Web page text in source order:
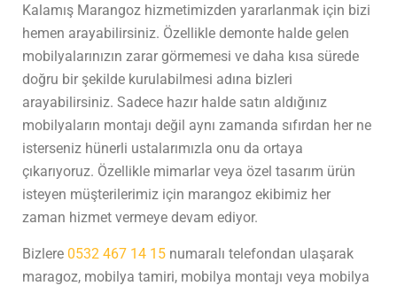
Kalamış Marangoz hizmetimizden yararlanmak için bizi
hemen arayabilirsiniz. Özellikle demonte halde gelen
mobilyalarınızın zarar görmemesi ve daha kısa sürede
doğru bir şekilde kurulabilmesi adına bizleri
arayabilirsiniz. Sadece hazır halde satın aldığınız
mobilyaların montajı değil aynı zamanda sıfırdan her ne
isterseniz hünerli ustalarımızla onu da ortaya
çıkarıyoruz. Özellikle mimarlar veya özel tasarım ürün
isteyen müşterilerimiz için marangoz ekibimiz her
zaman hizmet vermeye devam ediyor.
Bizlere 0532 467 14 15 numaralı telefondan ulaşarak
maragoz, mobilya tamiri, mobilya montajı veya mobilya